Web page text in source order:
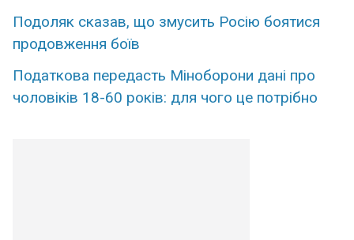
Подоляк сказав, що змусить Росію боятися
продовження боїв
Податкова передасть Міноборони дані про
чоловіків 18-60 років: для чого це потрібно